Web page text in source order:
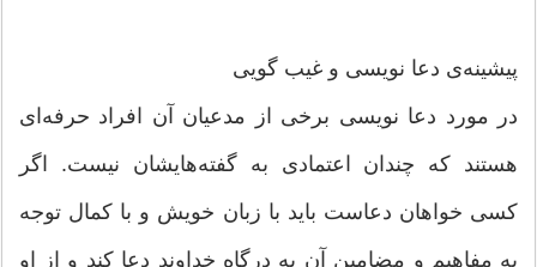
پیشینه‌ی دعا نویسی و غیب گویی
در مورد دعا نویسی برخی از مدعیان آن افراد حرفه‌ای
هستند که چندان اعتمادی به گفته‌هایشان نیست. اگر
کسی خواهان دعاست باید با زبان خویش و با کمال توجه
به مفاهیم و مضامین آن به درگاه خداوند دعا کند و از او